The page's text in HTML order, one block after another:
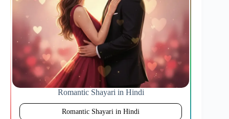
Romantic Shayari in Hindi
Romantic Shayari in Hindi